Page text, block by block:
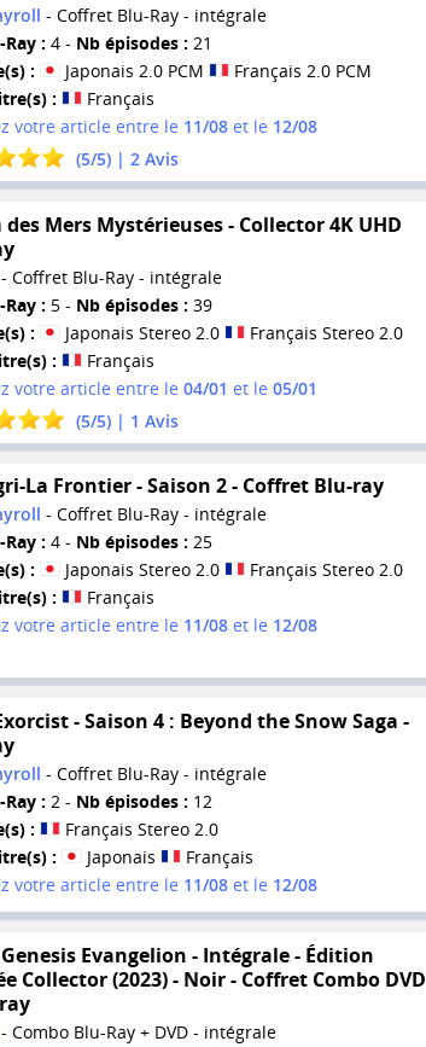
- Coffret Blu-Ray - intégrale
: 4 - Nb épisodes : 21
:
Japonais 2.0 PCM
Français 2.0 PCM
:
Français
votre article entre le 11/08et le 12/08
(5/5) | 2Avis
Mers Mystérieuses - Collector 4K UHD
Coffret Blu-Ray - intégrale
: 5 - Nb épisodes : 39
:
Japonais Stereo 2.0
Français Stereo 2.0
:
Français
votre article entre le 04/01 et le 05/01
(5/5) | 1 Avis
La Frontier - Saison 2 - Coffret Blu-ray
- Coffret Blu-Ray - intégrale
: 4 - Nb épisodes : 25
:
Japonais Stereo 2.0
Français Stereo 2.0
:
Français
votre article entre le 11/08et le 12/08
- Saison 4 : Beyond the Snow Saga -
- Coffret Blu-Ray - intégrale
: 2 - Nb épisodes : 12
:
Français Stereo 2.0
:
Japonais
Français
votre article entre le 11/08et le 12/08
Evangelion - Intégrale - Édition
Collector (2023) - Noir - Coffret Combo DVD
Combo Blu-Ray + DVD - intégrale